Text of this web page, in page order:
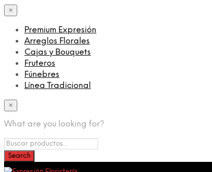
×
Premium Expresión
Arreglos Florales
Cajas y Bouquets
Fruteros
Fúnebres
Línea Tradicional
×
What are you looking for?